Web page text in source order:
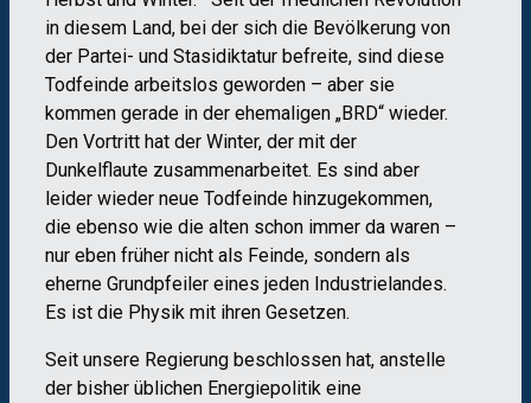
in diesem Land, bei der sich die Bevölkerung von
der Partei- und Stasidiktatur befreite, sind diese
Todfeinde arbeitslos geworden – aber sie
kommen gerade in der ehemaligen „BRD“ wieder.
Den Vortritt hat der Winter, der mit der
Dunkelflaute zusammenarbeitet. Es sind aber
leider wieder neue Todfeinde hinzugekommen,
die ebenso wie die alten schon immer da waren –
nur eben früher nicht als Feinde, sondern als
eherne Grundpfeiler eines jeden Industrielandes.
Es ist die Physik mit ihren Gesetzen.
Seit unsere Regierung beschlossen hat, anstelle
der bisher üblichen Energiepolitik eine